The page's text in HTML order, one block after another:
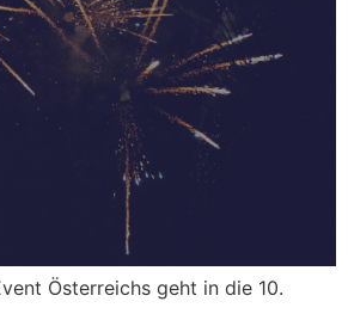
Österreichs geht in die 10.